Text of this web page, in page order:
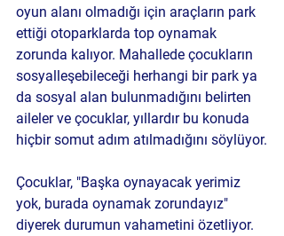
oyun alanı olmadığı için araçların park
ettiği otoparklarda top oynamak
zorunda kalıyor. Mahallede çocukların
sosyalleşebileceği herhangi bir park ya
da sosyal alan bulunmadığını belirten
aileler ve çocuklar, yıllardır bu konuda
hiçbir somut adım atılmadığını söylüyor.
Çocuklar, "Başka oynayacak yerimiz
yok, burada oynamak zorundayız"
diyerek durumun vahametini özetliyor.